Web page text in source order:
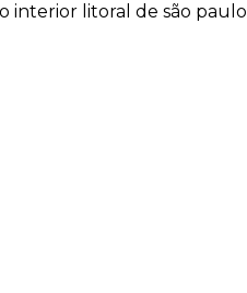
interior litoral de são paulo